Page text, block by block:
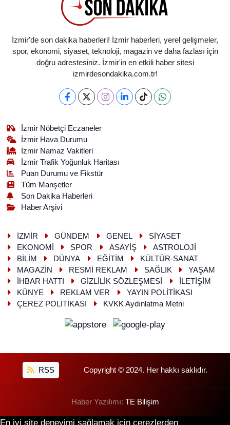
İzmir'de son dakika haberleri! İzmir haberleri, yerel gelişmeler,
spor, ekonomi, siyaset, teknoloji, magazin ve daha fazlası için
doğru adrestesiniz. İzmir'in en etkili haber sitesi
izmirdesondakika.com.tr!
İzmir Nöbetçi Eczaneler
İzmir Hava Durumu
İzmir Namaz Vakitleri
İzmir Trafik Yoğunluk Haritası
Puan Durumu ve Fikstür
Tüm Manşetler
Son Dakika Haberleri
Haber Arşivi
İZMİR GÜNDEM GENEL
SİYASET
EKONOMİ
SPOR ASAYİŞ
ASTROLOJİ
BİLİM
DÜNYA EĞİTİM
KÜLTÜR-SANAT
MAGAZİN
RESMİ REKLAM SAĞLIK
YAŞAM
İHBAR HATTI
GİZLİLİK SÖZLEŞMESİ
İLETİŞİM
KÜNYE
REKLAM VER
YAYIN POLİTİKASI
ÇEREZ POLİTİKASI
KVKK Aydınlatma Metni
RSS Copyright © 2024. Her hakkı saklıdır.
Haber Yazılımı: TE Bilişim
En iyi site deneyimi sağlamak için çerezlerden